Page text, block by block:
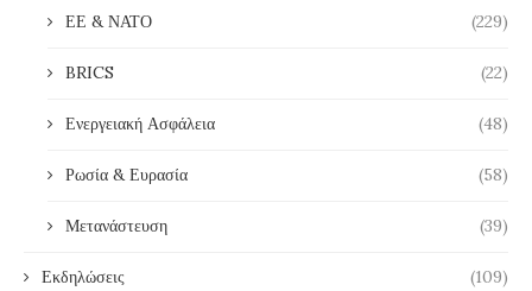
ΕΕ & ΝΑΤΟ (229)
BRICS (22)
Ενεργειακή Ασφάλεια (48)
Ρωσία & Ευρασία (58)
Μετανάστευση (39)
Εκδηλώσεις (109)